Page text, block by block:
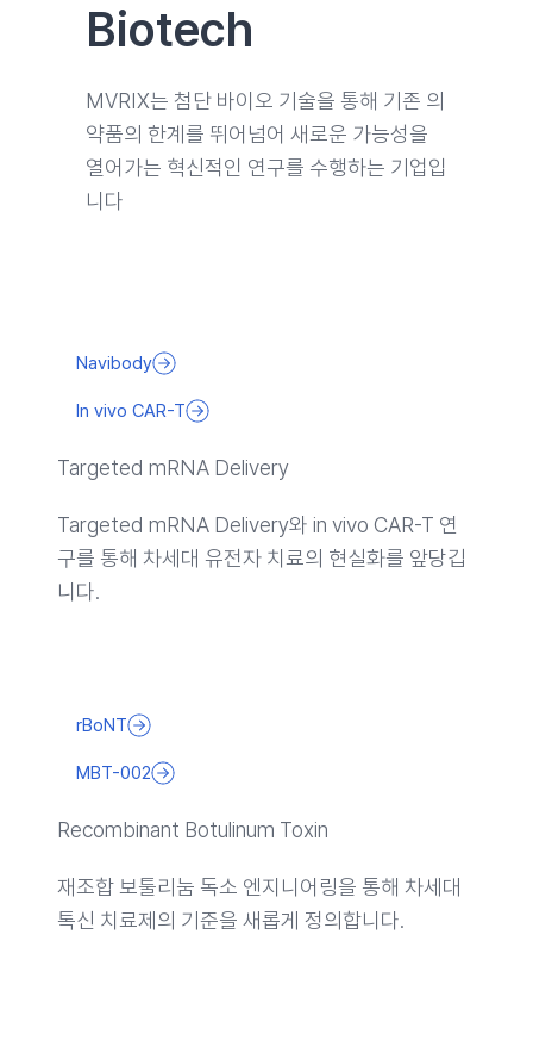
rBoNT
MBT-002
Recombinant Botulinum Toxin
재조합 보툴리눔 독소 엔지니어링을 통해 차세대
톡신 치료제의 기준을 새롭게 정의합니다.
Navibody
In vivo CAR-T
Targeted mRNA Delivery
Targeted mRNA Delivery와 in vivo CAR-T 연
구를 통해 차세대 유전자 치료의 현실화를 앞당깁
니다.
Biotech
MVRIX는 첨단 바이오 기술을 통해 기존 의
약품의 한계를 뛰어넘어 새로운 가능성을
열어가는 혁신적인 연구를 수행하는 기업입
니다